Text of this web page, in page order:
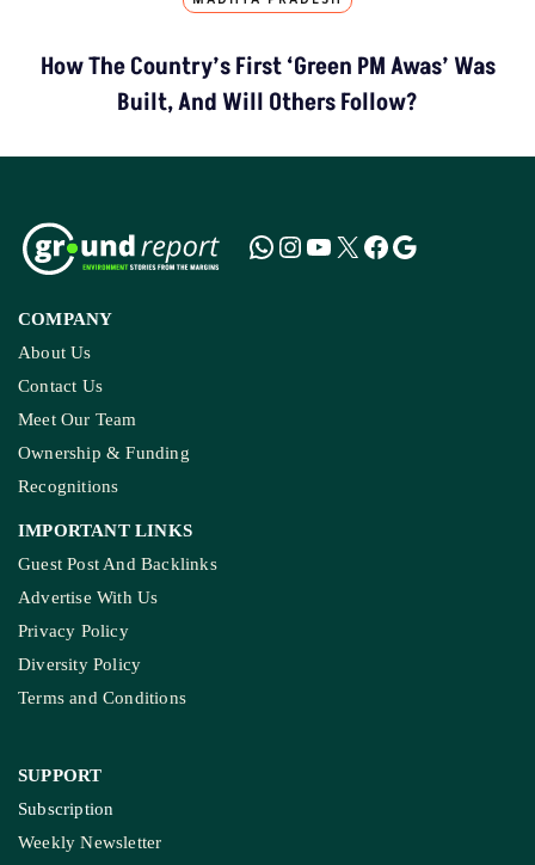
How The Country’s First ‘Green PM Awas’ Was
Built, And Will Others Follow?
COMPANY
About Us
Contact Us
Meet Our Team
Ownership & Funding
Recognitions
IMPORTANT LINKS
Guest Post And Backlinks
Advertise With Us
Privacy Policy
Diversity Policy
Terms and Conditions
SUPPORT
Subscription
Weekly Newsletter